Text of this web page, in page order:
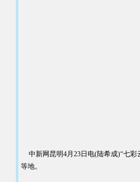
中新网昆明4月23日电(陆希成)“七彩
等地。